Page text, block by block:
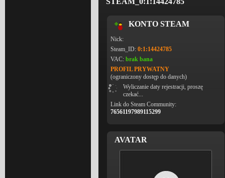
KONTO STEAM
Nick:
Steam_ID: 0:1:14424785
VAC: brak bana
PROFIL PRYWATNY
(ograniczony dostęp do danych)
Wyliczanie daty rejestracji, proszę
czekać...
Link do Steam Community:
76561197989115299
AVATAR